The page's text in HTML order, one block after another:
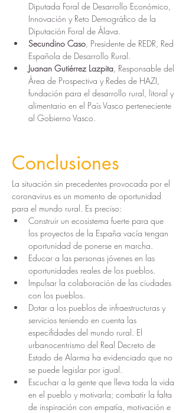
Diputada Foral de Desarrollo Económico,
Innovación y Reto Demográfico de la
Diputación Foral de Álava.
Secundino Caso, Presidente de REDR, Red
Española de Desarrollo Rural.
Juanan Gutiérrez Lazpita, Responsable del
Área de Prospectiva y Redes de HAZI,
fundación para el desarrollo rural, litoral y
alimentario en el País Vasco perteneciente
al Gobierno Vasco.
Conclusiones
La situación sin precedentes provocada por el
coronavirus es un momento de oportunidad
para el mundo rural. Es preciso:
Construir un ecosistema fuerte para que
los proyectos de la España vacía tengan
oportunidad de ponerse en marcha.
Educar a las personas jóvenes en las
oportunidades reales de los pueblos.
Impulsar la colaboración de las ciudades
con los pueblos.
Dotar a los pueblos de infraestructuras y
servicios teniendo en cuenta las
especifidades del mundo rural. El
urbanocentrismo del Real Decreto de
Estado de Alarma ha evidenciado que no
se puede legislar por igual.
Escuchar a la gente que lleva toda la vida
en el pueblo y motivarla; combatir la falta
de inspiración con empatía, motivación e